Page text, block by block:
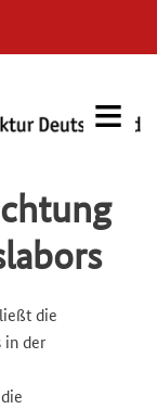
die
in der